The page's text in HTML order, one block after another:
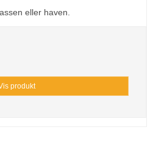
eller haven.
produkt